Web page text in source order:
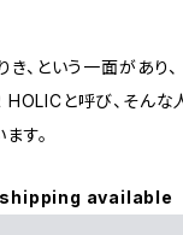
、という一面があり、
と呼び、そんな
す。
available